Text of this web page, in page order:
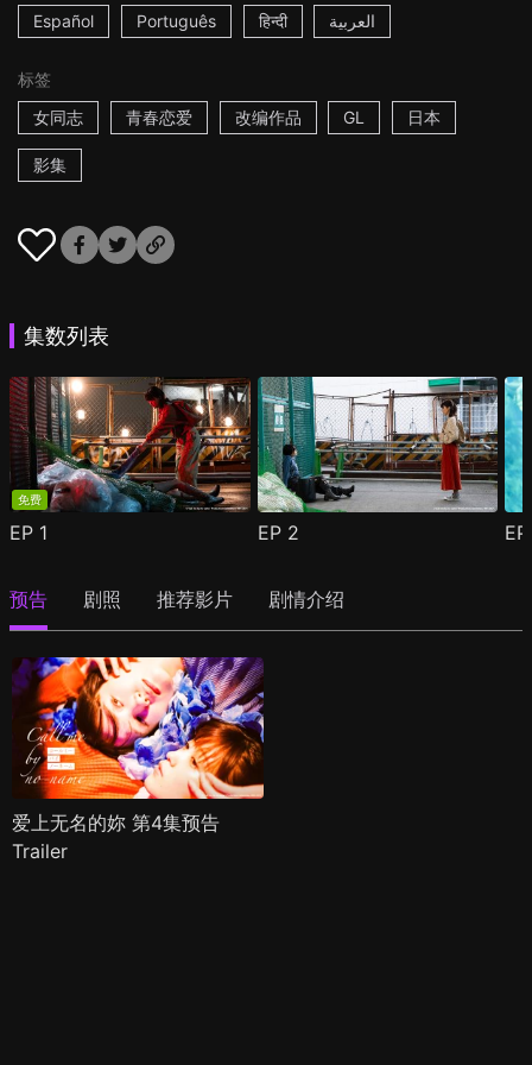
Español Português हिन्दी العربية
标签
女同志
青春恋爱 改编作品 GL 日本
影集
集数列表
免费
EP 1 EP 2
预告 剧照 推荐影片 剧情介绍
爱上无名的妳 第4集预告
Trailer